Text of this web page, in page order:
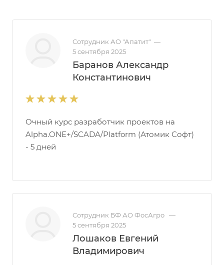
Сотрудник АО "Апатит" —
5 сентября 2025
Баранов Александр
Константинович
Очный курс разработчик проектов на
Alpha.ONE+/SCADA/Platform (Атомик Софт)
- 5 дней
Сотрудник БФ АО ФосАгро —
5 сентября 2025
Лошаков Евгений
Владимирович